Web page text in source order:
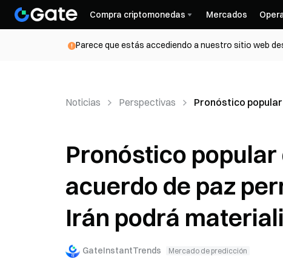
Compra criptomonedas Mercados
Parece que estás accediendo a nuestro sitio web
Noticias Perspectivas Pronóstico popular
Pronóstico popular
acuerdo de paz
Irán podrá
GateInstantTrends Mercado de predicción